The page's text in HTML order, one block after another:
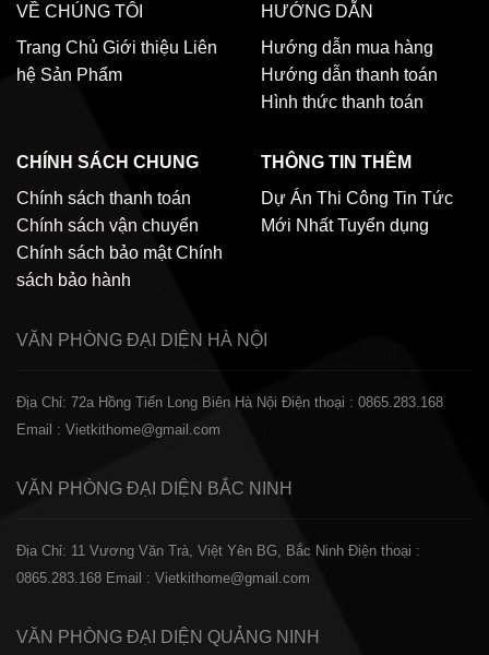
VỀ CHÚNG TÔI
Trang Chủ Giới thiệu Liên
hệ Sản Phẩm
HƯỚNG DẪN
Hướng dẫn mua hàng
Hướng dẫn thanh toán
Hình thức thanh toán
CHÍNH SÁCH CHUNG
Chính sách thanh toán
Chính sách vận chuyển
Chính sách bảo mật Chính
sách bảo hành
THÔNG TIN THÊM
Dự Án Thi Công Tin Tức
Mới Nhất Tuyển dụng
VĂN PHÒNG ĐẠI DIỆN HÀ NỘI
Địa Chỉ: 72a Hồng Tiến Long Biên Hà Nội Điện thoại : 0865.283.168
Email : Vietkithome@gmail.com
VĂN PHÒNG ĐẠI DIỆN BẮC NINH
Địa Chỉ: 11 Vương Văn Trà, Việt Yên BG, Bắc Ninh Điện thoại :
0865.283.168 Email : Vietkithome@gmail.com
VĂN PHÒNG ĐẠI DIỆN QUẢNG NINH